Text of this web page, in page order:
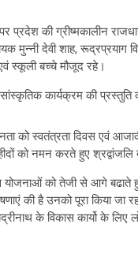
प्रदेश की ग्रीष्मकालीन
मुन्नी देवी शाह, रूद्रप्रयाग
एवं स्कूली बच्चे मौजूद रहे।
कार्यक्रम की प्रस्तुति
को स्वतंत्रता दिवस एवं
को नमन करते हुए श्रद्वांजलि
को तेजी से आगे बढाते
की है उनको पूरा किया जा
के विकास कार्यो के लिए